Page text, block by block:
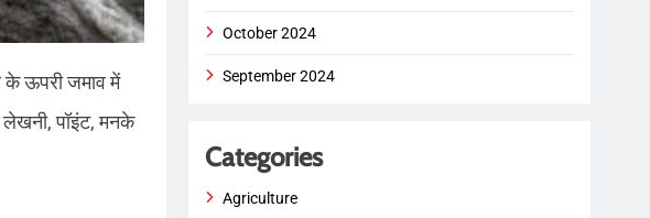
के ऊपरी जमाव में
लेखनी, पॉइंट, मनके
October 2024
September 2024
Categories
Agriculture